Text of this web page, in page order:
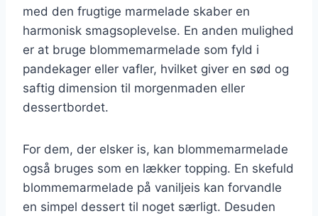
med den frugtige marmelade skaber en
harmonisk smagsoplevelse. En anden mulighed
er at bruge blommemarmelade som fyld i
pandekager eller vafler, hvilket giver en sød og
saftig dimension til morgenmaden eller
dessertbordet.
For dem, der elsker is, kan blommemarmelade
også bruges som en lækker topping. En skefuld
blommemarmelade på vaniljeis kan forvandle
en simpel dessert til noget særligt. Desuden